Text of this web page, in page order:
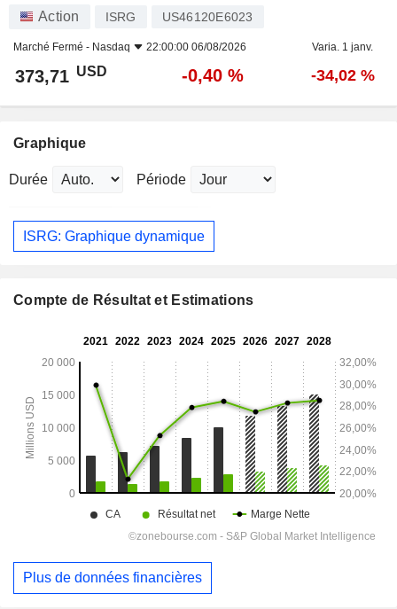
Action ISRG US46120E6023
Marché Fermé - Nasdaq 22:00:00 06/08/2026 Varia. 1 janv.
373,71 USD -0,40 % -34,02 %
Graphique
Durée Période
ISRG: Graphique dynamique
Compte de Résultat et Estimations
Plus de données financières